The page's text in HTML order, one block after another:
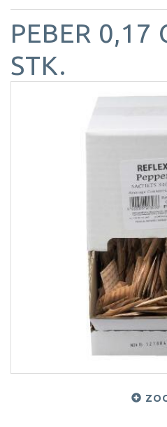
PEBER 0,17
STK.